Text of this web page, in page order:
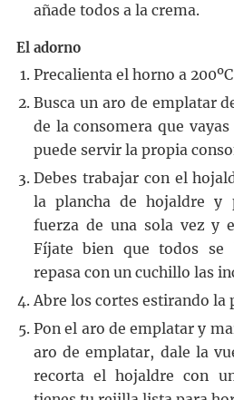
añade todos a la crema.
El adorno
Precalienta el horno a
Busca un aro de emplatar
de la consomera que
puede servir la propia
Debes trabajar con el
la plancha de hojaldre y
fuerza de una sola vez y
Fíjate bien que todos se
repasa con un cuchillo las
Abre los cortes estirando la
Pon el aro de emplatar y
aro de emplatar, dale la
recorta el hojaldre con